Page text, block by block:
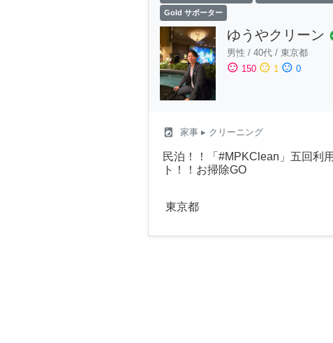
Gold サポーター
ゆうやクリーン
男性 / 40代 / 東京都
sentiment_satisfied 150 sentiment_neutral 1 sentiment_dissatisfied 0
local_laundry_service 家事 ▸ クリーニング
民泊！！「#MPKClean」五回利
ト！！お掃除GO
東京都